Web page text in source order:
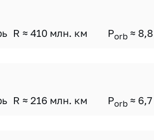
R ≈ 410 млн. км Porb ≈ 8,8
R ≈ 216 млн. км Porb ≈ 6,7